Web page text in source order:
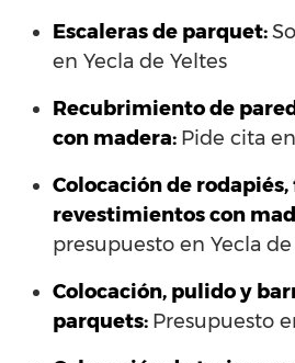
Escaleras de parquet:
en Yecla de Yeltes
Recubrimiento de
con madera: Pide cita
Colocación de rodapiés,
revestimientos con
presupuesto en Yecla de
Colocación, pulido y
parquets: Presupuesto